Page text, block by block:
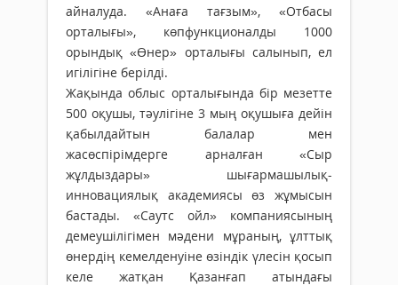
айналуда. «Анаға тағзым», «Отбасы
орталығы», көпфункционалды 1000
орындық «Өнер» орталығы салынып, ел
игілігіне берілді.
Жақында облыс орталығында бір мезетте
500 оқушы, тәулігіне 3 мың оқушыға дейін
қабылдайтын балалар мен
жасөспірімдерге арналған «Сыр
жұлдыздары» шығармашылық-
инновациялық академиясы өз жұмысын
бастады. «Саутс ойл» компаниясының
демеушілігімен мәдени мұраның, ұлттық
өнердің кемелденуіне өзіндік үлесін қосып
келе жатқан Қазанғап атындағы